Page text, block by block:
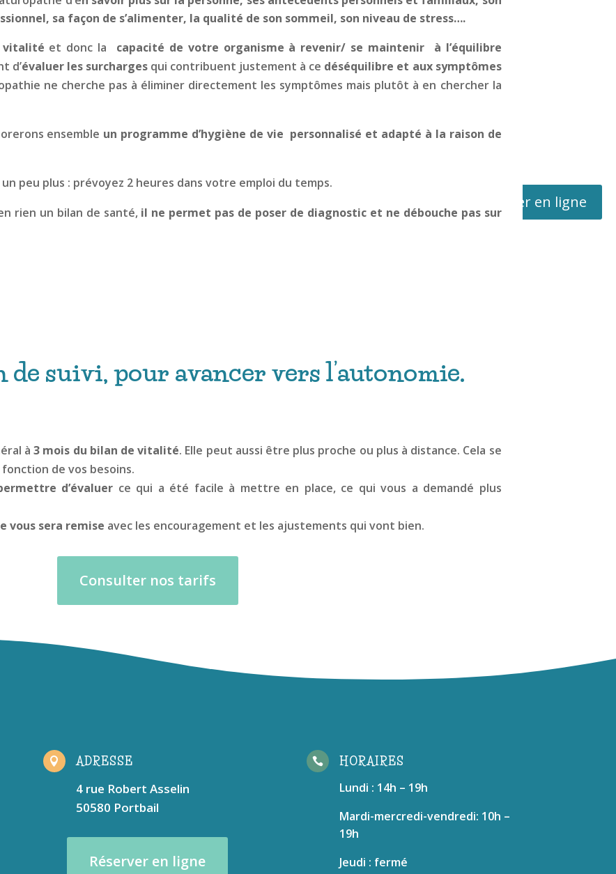
Réserver en ligne
sa façon de s’alimenter, la qualité de son sommeil, son niveau de stress….
vitalité et donc la capacité de votre organisme à revenir/ se maintenir à l’équilibre
d’évaluer les surchargesqui contribuent justement à ce déséquilibre et aux symptômes
ne cherche pas à éliminer directement les symptômes mais plutôt à en chercher la
ensemble un programme d’hygiène de vie personnalisé et adapté à la raison de
peu plus : prévoyez 2 heures dans votre emploi du temps.
rien un bilan de santé,il ne permet pas de poser de diagnostic et ne débouche pas sur
suivi, pour avancer vers l’autonomie.
à3 mois du bilan de vitalité. Elle peut aussi être plus proche ou plus à distance. Cela se
de vos besoins.
d’évaluer ce qui a été facile à mettre en place, ce qui vous a demandé plus
vous sera remise avec les encouragement et les ajustements qui vont bien.
Consulter nos tarifs
 ADRESSE
4 rue Robert Asselin
50580 Portbail
Réserver en ligne
 HORAIRES
Lundi : 14h – 19h
Mardi-mercredi-vendredi: 10h –
19h
Jeudi : fermé